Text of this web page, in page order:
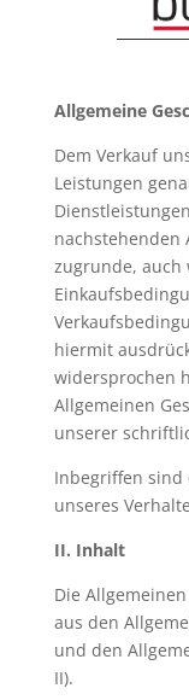
Allgemeine
Dem Verkauf
Leistungen
nachstehenden
zugrunde, auch
hiermit
widersprochen
Allgemeinen
unserer
Inbegriffen
unseres
II. Inhalt
Die
aus den
und den
II).